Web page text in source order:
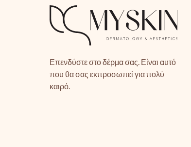
Επενδύστε στο δέρμα σας. Είναι αυτό
που θα σας εκπροσωπεί για πολύ
καιρό.